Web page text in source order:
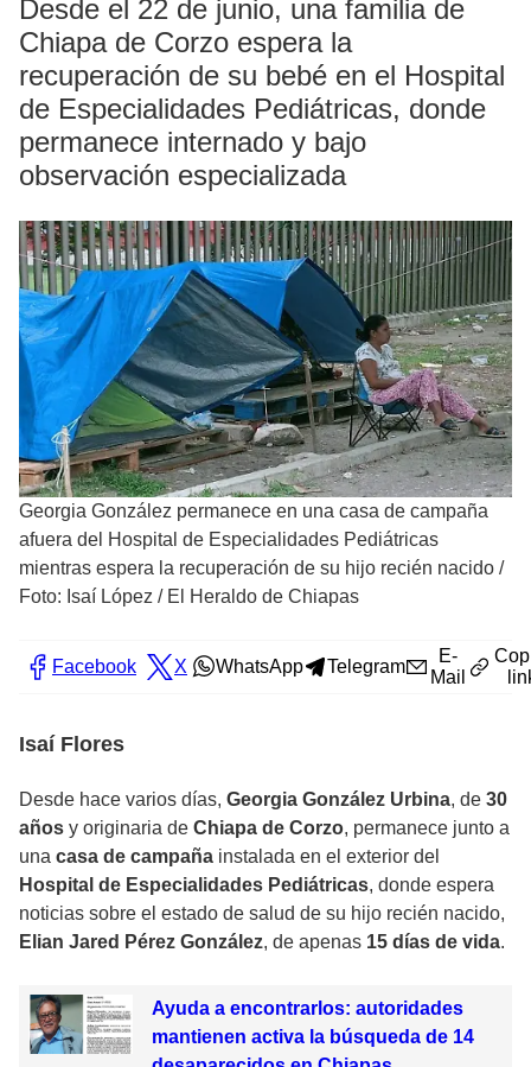
Desde el 22 de junio, una familia de
Chiapa de Corzo espera la
recuperación de su bebé en el Hospital
de Especialidades Pediátricas, donde
permanece internado y bajo
observación especializada
Georgia González permanece en una casa de campaña
afuera del Hospital de Especialidades Pediátricas
mientras espera la recuperación de su hijo recién nacido /
Foto: Isaí López / El Heraldo de Chiapas
Facebook X WhatsApp Telegram
E-
Mail
Isaí Flores
Desde hace varios días, Georgia González Urbina, de 30
años y originaria de Chiapa de Corzo, permanece junto a
una casa de campaña instalada en el exterior del
Hospital de Especialidades Pediátricas, donde espera
noticias sobre el estado de salud de su hijo recién nacido,
Elian Jared Pérez González, de apenas 15 días de vida.
Ayuda a encontrarlos: autoridades
mantienen activa la búsqueda de 14